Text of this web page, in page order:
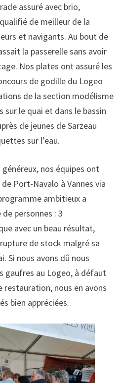
assuré avec brio,
de meilleur de la
et navigants. Au bout de
la passerelle sans avoir
Nos plates ont assuré les
de godille du Logeo
de la section modélisme
sur le quai et dans le bassin
de jeunes de Sarzeau
sur l’eau.
nos équipes ont
Port-Navalo à Vannes via
ambitieux a
personnes : 3
avec un beau résultat,
de stock malgré sa
Si nous avons dû nous
gaufres au Logeo, à défaut
nous en avons
bien appréciées.